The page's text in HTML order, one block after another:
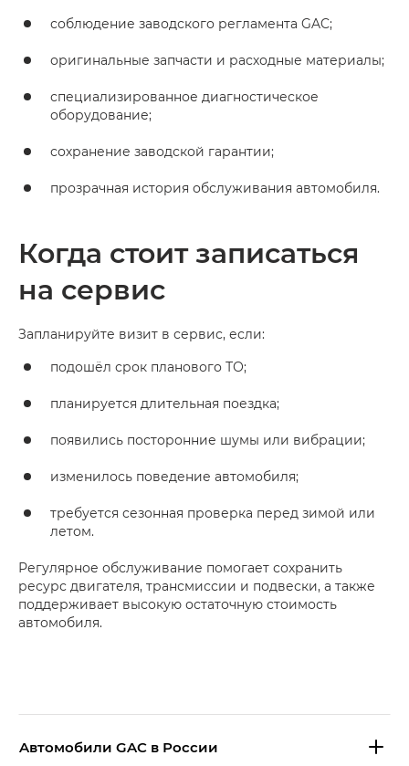
соблюдение заводского регламента GAC;
оригинальные запчасти и расходные материалы;
специализированное диагностическое
оборудование;
сохранение заводской гарантии;
прозрачная история обслуживания автомобиля.
Когда стоит записаться
на сервис
Запланируйте визит в сервис, если:
подошёл срок планового ТО;
планируется длительная поездка;
появились посторонние шумы или вибрации;
изменилось поведение автомобиля;
требуется сезонная проверка перед зимой или
летом.
Регулярное обслуживание помогает сохранить
ресурс двигателя, трансмиссии и подвески, а также
поддерживает высокую остаточную стоимость
автомобиля.
Aвтомобили GAC в России